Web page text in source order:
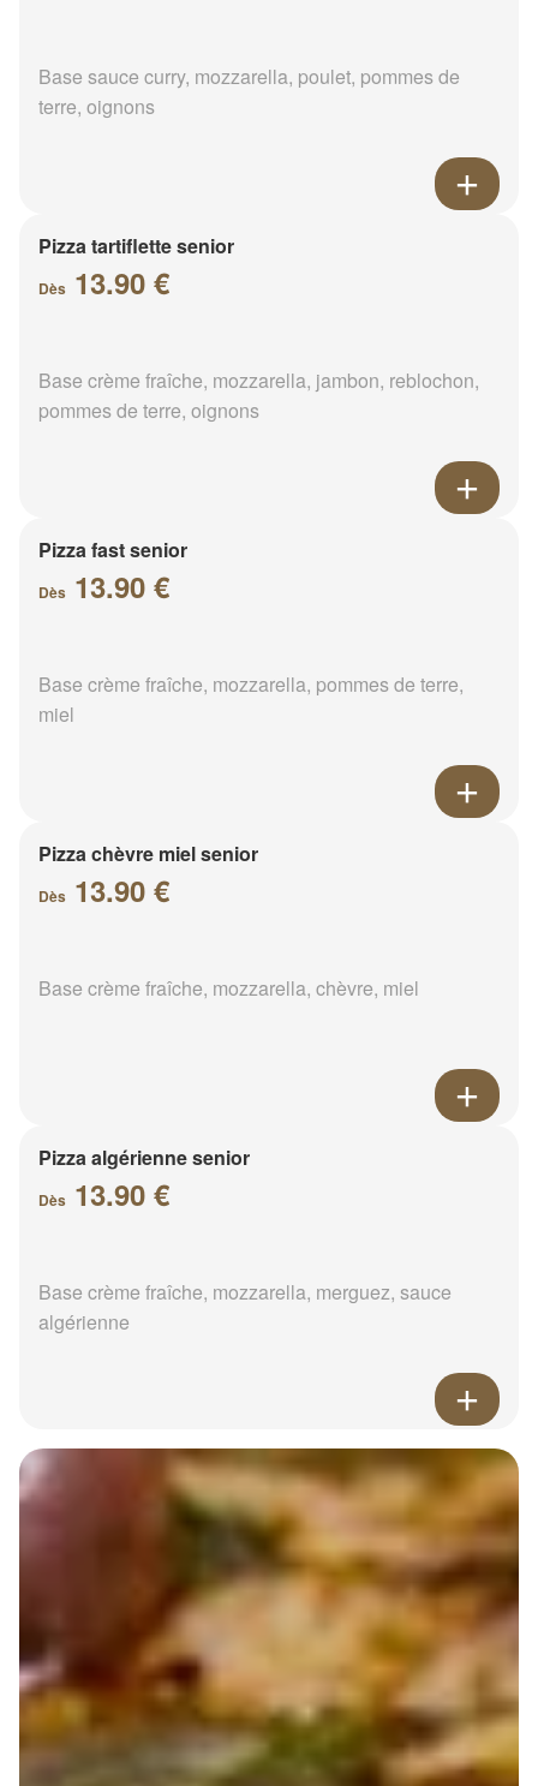
Base sauce curry, mozzarella, poulet, pommes de
terre, oignons
Pizza tartiflette senior
Dès 13.90 €
Base crème fraîche, mozzarella, jambon, reblochon,
pommes de terre, oignons
Pizza fast senior
Dès 13.90 €
Base crème fraîche, mozzarella, pommes de terre,
miel
Pizza chèvre miel senior
Dès 13.90 €
Base crème fraîche, mozzarella, chèvre, miel
Pizza algérienne senior
Dès 13.90 €
Base crème fraîche, mozzarella, merguez, sauce
algérienne